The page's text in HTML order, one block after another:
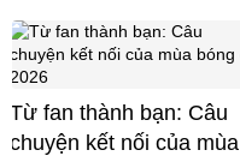
Từ fan thành bạn: Câu
chuyện kết nối của mùa